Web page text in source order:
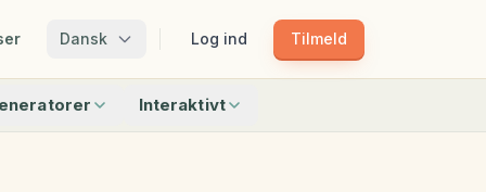
Dansk Log ind Tilmeld
Interaktivt
Matchning